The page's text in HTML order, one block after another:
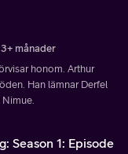
månader
honom. Arthur
Han lämnar Derfel
Season 1: Episode